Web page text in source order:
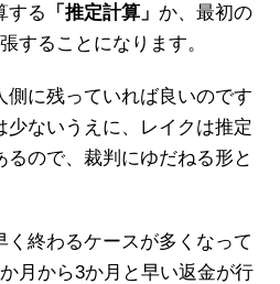
する
「推定計算」 か、最初の
することになります。
側に残っていれば良いのです
少ないうえに、レイクは推定
ので、裁判にゆだねる形と
く終わるケースが多くなって
月から3か月と早い返金が行